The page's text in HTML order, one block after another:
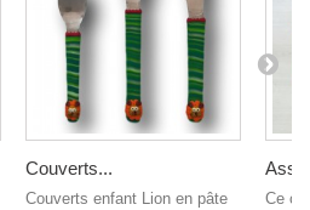
Couverts...
Couverts enfant Lion en pâte
Ce